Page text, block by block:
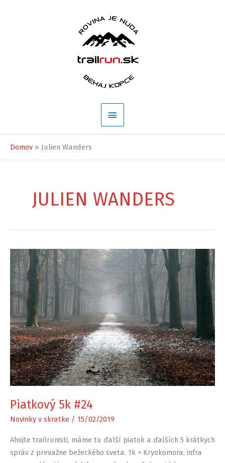
Hlavné
Menu
Domov Julien Wanders
JULIEN WANDERS
Piatkový 5k #24
Novinky v skratke / 15/02/2019
Ahojte trailrunisti, máme tu ďalší piatok a ďalších 5 krátkych
správ z prevažne bežeckého sveta. 1k > Kryokomora, infra